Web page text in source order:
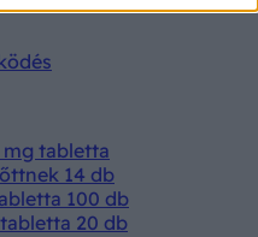
tabletta
14 db
100 db
20 db